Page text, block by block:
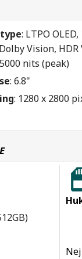
: LTPO
Vision,
nits (peak)
: 6.8"
: 1280 x 2800
Nej